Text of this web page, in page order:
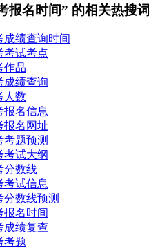
报名时间” 的相关热搜词
成绩查询时间
考试考点
作品
成绩查询
人数
报名信息
报名网址
考题预测
考试大纲
分数线
考试信息
数线预测
报名时间
成绩复查
考题